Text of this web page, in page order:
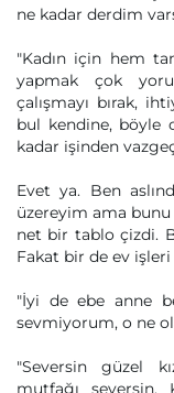
ne kadar derdim
"Kadın için hem
yapmak çok
çalışmayı bırak,
bul kendine, böyle
kadar işinden
Evet ya. Ben
üzereyim ama
net bir tablo çizdi.
Fakat bir de ev
"İyi de ebe anne
sevmiyorum, o ne
"Seversin güzel
mutfağı seversin.